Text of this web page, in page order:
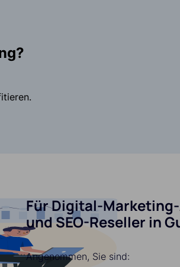
Für Digital-
und SEO-Reseller in
Angenommen, Sie sind: